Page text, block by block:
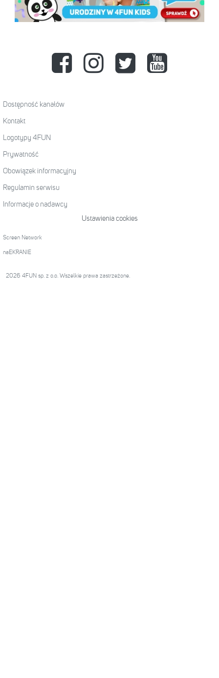
Dostępność kanałów
Kontakt
Logotypy 4FUN
Prywatność
Obowiązek informacyjny
Regulamin serwisu
Informacje o nadawcy
Ustawienia cookies
Screen Network
naEKRANIE
2026 4FUN sp. z o.o. Wszelkie prawa zastrzeżone.